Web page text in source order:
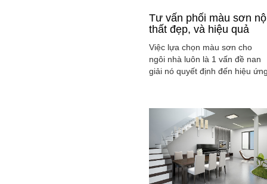
Tư vấn phối màu sơn
thất đẹp, và hiệu quả
Việc lựa chọn màu sơn cho
ngôi nhà luôn là 1 vấn đề nan
giải nó quyết định đến hiệu
của gia đình bạn.